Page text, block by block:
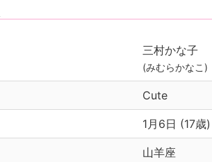
三村かな子
(みむらかなこ)
Cute
1月6日 (17歳)
山羊座